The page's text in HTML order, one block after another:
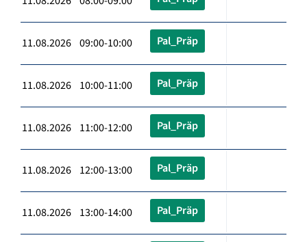
11.08.2026 09:00-10:00 Pal_Präp
11.08.2026 10:00-11:00 Pal_Präp
11.08.2026 11:00-12:00 Pal_Präp
11.08.2026 12:00-13:00 Pal_Präp
11.08.2026 13:00-14:00 Pal_Präp